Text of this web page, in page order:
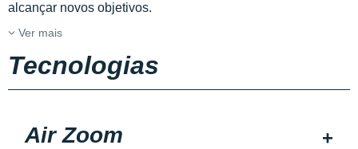
alcançar novos objetivos.
Ver mais
Tecnologias
Air Zoom